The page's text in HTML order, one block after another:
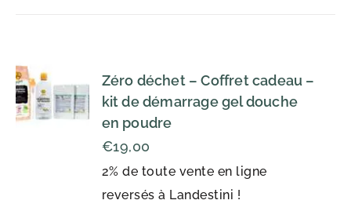
Zéro déchet – Coffret cadeau –
kit de démarrage gel douche
en poudre
2% de toute vente en ligne
reversés à Landestini !
€19,00